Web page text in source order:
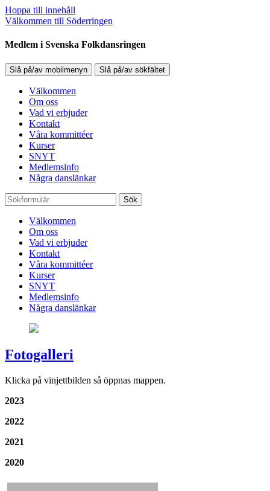
Hoppa till innehåll
Välkommen till Söderringen
Medlem i Svenska Folkdansringen
Slå på/av mobilmenyn Slå på/av sökfältet
Välkommen
Om oss
Vad vi erbjuder
Kontakt
Våra kommittéer
Kurser
SNYT
Medlemsinfo
Några danslänkar
Sök
Välkommen
Om oss
Vad vi erbjuder
Kontakt
Våra kommittéer
Kurser
SNYT
Medlemsinfo
Några danslänkar
Fotogalleri
Klicka på vinjettbilden så öppnas mappen.
2023
2022
2021
2020